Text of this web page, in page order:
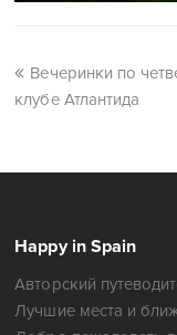
Вечеринки по
клубе Атлантида
Happy in Spain
Авторский
Лучшие места и